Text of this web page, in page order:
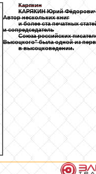
Карякин
КАРЯКИН Юрий Фёдорович
Автор нескольких книг
и более ста печатных
и сопредседатель
Союза российских
Высоцкого" была одной из
в высоцковедении.